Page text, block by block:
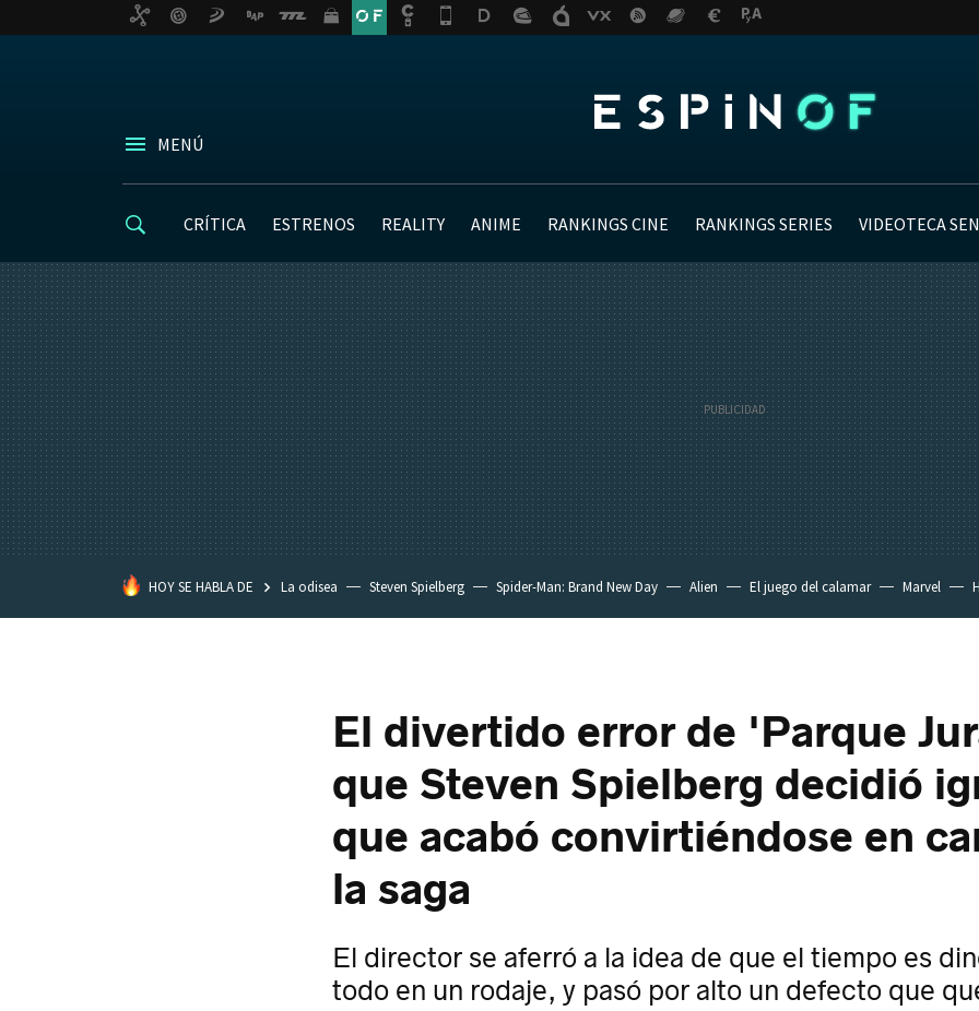
MENÚ
CRÍTICA ESTRENOS REALITY ANIME RANKINGS CINE RANKINGS SERIES VIDEOTECA
HOY SE HABLA DE La odisea Steven Spielberg Spider-Man: Brand New Day Alien El juego del calamar Marvel
El divertido error de 'Parque
que Steven Spielberg decidió
que acabó convirtiéndose en
la saga
El director se aferró a la idea de que el tiempo es
todo en un rodaje, y pasó por alto un defecto que